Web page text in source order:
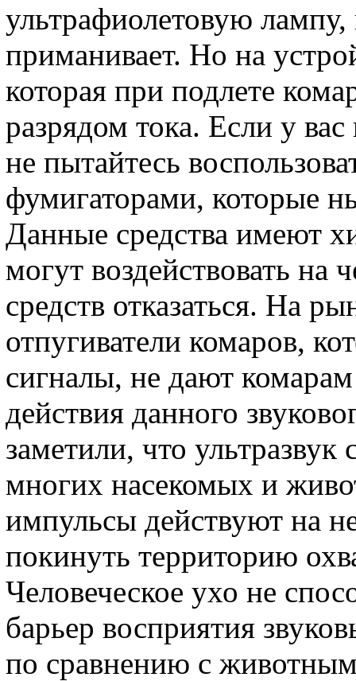
ультрафиолетовую лампу,
приманивает. Но на
которая при подлете
разрядом тока. Если у
не пытайтесь
фумигаторами, которые
Данные средства имеют
могут воздействовать на
средств отказаться. На
отпугиватели комаров,
сигналы, не дают
действия данного
заметили, что ультразвук
многих насекомых и
импульсы действуют на
покинуть территорию
Человеческое ухо не
барьер восприятия
по сравнению с